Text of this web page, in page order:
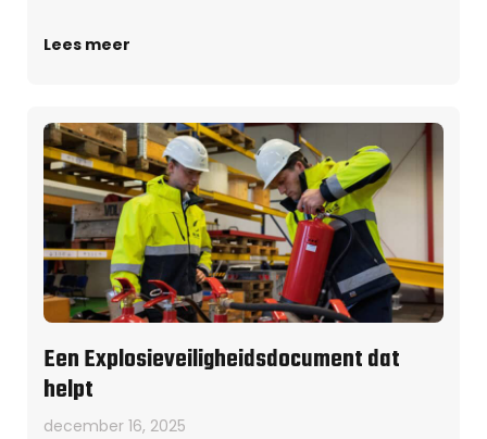
Lees meer
Een Explosieveiligheidsdocument dat
helpt
december 16, 2025